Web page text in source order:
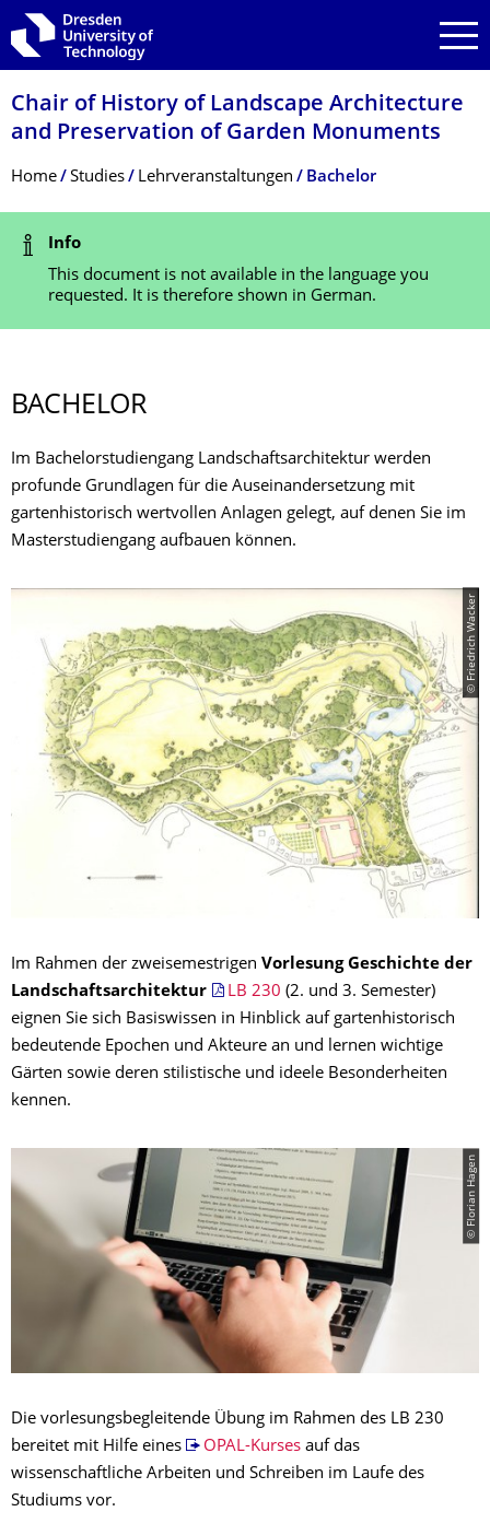
Skip to main navigation
Skip to search
Skip to content
Chair of History of Landscape Architecture
and Preservation of Garden Monuments
Breadcrumb Menu
Home Studies Lehrveranstaltungen Bachelor
Status Message
Info
This document is not available in the language you
requested. It is therefore shown in German.
BACHELOR
Im Bachelorstudiengang Landschaftsarchitektur werden
profunde Grundlagen für die Auseinandersetzung mit
gartenhistorisch wertvollen Anlagen gelegt, auf denen Sie im
Masterstudiengang aufbauen können.
© Friedrich Wacker
Im Rahmen der zweisemestrigen Vorlesung Geschichte der
Landschaftsarchitektur
LB 230 (2. und 3. Semester)
eignen Sie sich Basiswissen in Hinblick auf gartenhistorisch
bedeutende Epochen und Akteure an und lernen wichtige
Gärten sowie deren stilistische und ideele Besonderheiten
kennen.
© Florian Hagen
Die vorlesungsbegleitende Übung im Rahmen des LB 230
bereitet mit Hilfe eines
OPAL-Kursesauf das
wissenschaftliche Arbeiten und Schreiben im Laufe des
Studiums vor.